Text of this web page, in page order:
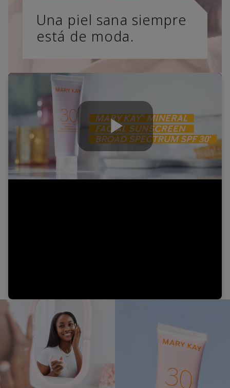
Una piel sana siempre
está de moda.
Play